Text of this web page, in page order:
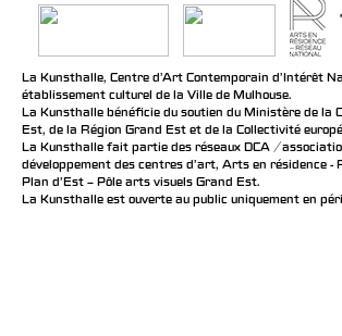
La Kunsthalle, Centre d’Art Contemporain d’Intérêt
établissement culturel de la Ville de Mulhouse.
La Kunsthalle bénéficie du soutien du Ministère de la
Est, de la Région Grand Est et de la Collectivité
La Kunsthalle fait partie des réseaux DCA /
développement des centres d'art, Arts en résidence -
Plan d’Est – Pôle arts visuels Grand Est.
La Kunsthalle est ouverte au public uniquement en